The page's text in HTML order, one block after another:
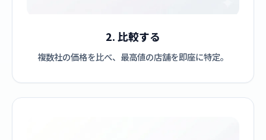
2. 比較する
複数社の価格を比べ、最高値の店舗を即座に特定。